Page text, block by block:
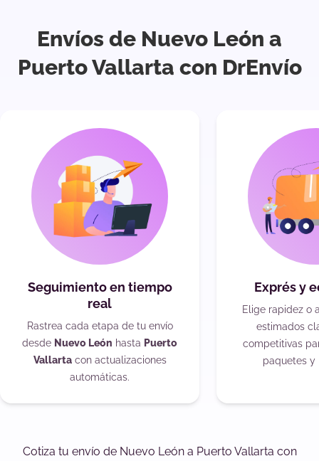
Envíos de Nuevo León a
Puerto Vallarta con DrEnvío
Seguimiento en tiempo
real
Rastrea cada etapa de tu envío
desde Nuevo León hasta Puerto
Vallartacon actualizaciones
automáticas.
Exprés y
Elige rapidez o
estimados
competitivas
paquetes y
Cotiza tu envío de Nuevo León a Puerto Vallarta con